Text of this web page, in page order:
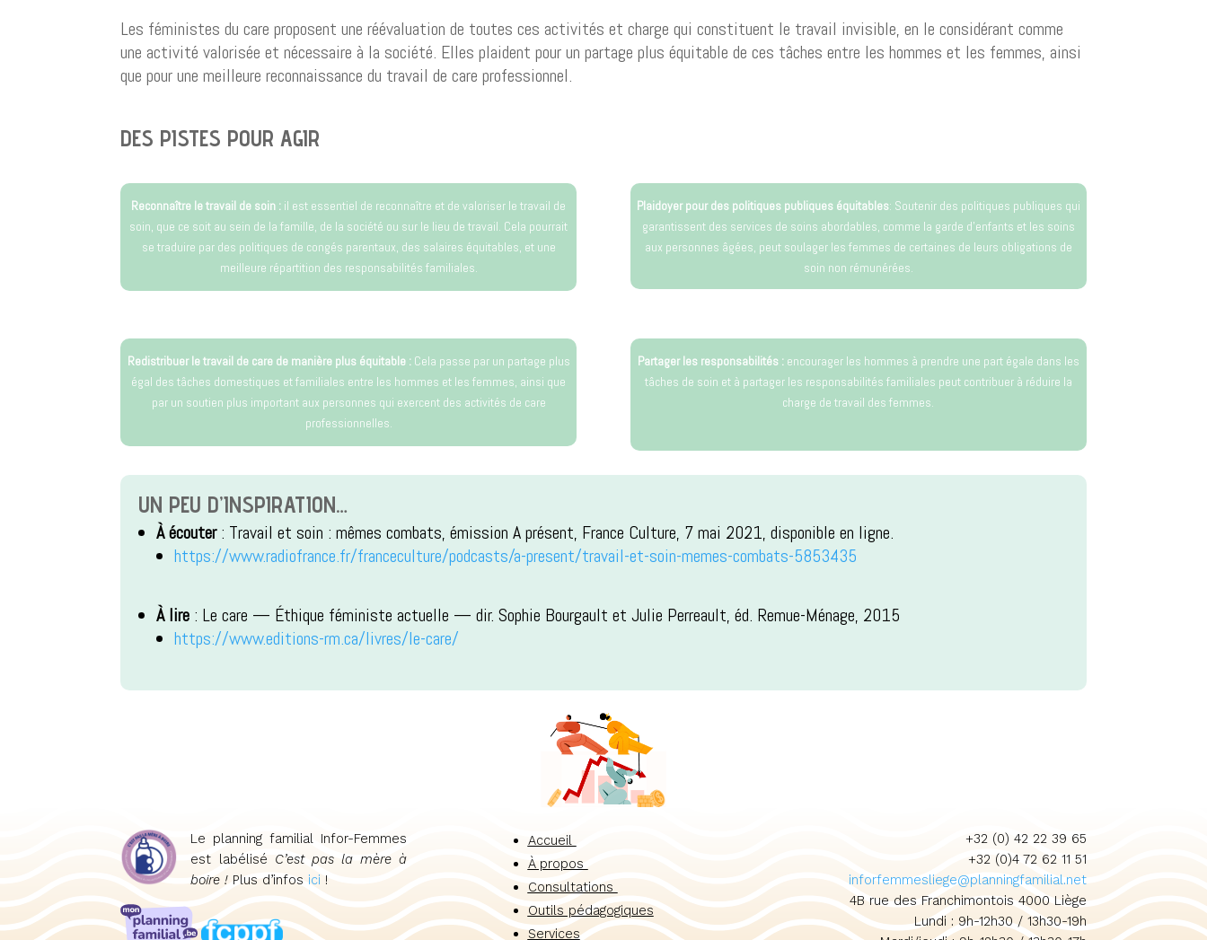
Les féministes du care proposent une réévaluation de toutes ces activités et charge qui constituent le travail invisible, en le considérant comme
une activité valorisée et nécessaire à la société. Elles plaident pour un partage plus équitable de ces tâches entre les hommes et les femmes, ainsi
que pour une meilleure reconnaissance du travail de care professionnel.
DES PISTES POUR AGIR
Reconnaître le travail de soin : il est essentiel de reconnaître et de valoriser le travail de
soin, que ce soit au sein de la famille, de la société ou sur le lieu de travail. Cela pourrait
se traduire par des politiques de congés parentaux, des salaires équitables, et une
meilleure répartition des responsabilités familiales.
Plaidoyer pour des politiques publiques équitables: Soutenir des politiques publiques qui
garantissent des services de soins abordables, comme la garde d’enfants et les soins
aux personnes âgées, peut soulager les femmes de certaines de leurs obligations de
soin non rémunérées.
Redistribuer le travail de care de manière plus équitable : Cela passe par un partage plus
égal des tâches domestiques et familiales entre les hommes et les femmes, ainsi que
par un soutien plus important aux personnes qui exercent des activités de care
professionnelles.
Partager les responsabilités :encourager les hommes à prendre une part égale dans les
tâches de soin et à partager les responsabilités familiales peut contribuer à réduire la
charge de travail des femmes.
UN PEU D’INSPIRATION…
À écouter: Travail et soin : mêmes combats, émission A présent, France Culture, 7 mai 2021, disponible en ligne.
https://www.radiofrance.fr/franceculture/podcasts/a-present/travail-et-soin-memes-combats-5853435
À lire : Le care — Éthique féministe actuelle — dir. Sophie Bourgault et Julie Perreault, éd. Remue-Ménage, 2015
https://www.editions-rm.ca/livres/le-care/
Le planning familial Infor-Femmes
est labélisé C’est pas la mère à
boire ! Plus d’infos ici !
Accueil
À propos
Consultations
Outils pédagogiques
Services
+32 (0) 42 22 39 65
+32 (0)4 72 62 11 51
inforfemmesliege@planningfamilial.net
4B rue des Franchimontois 4000 Liège
Lundi : 9h-12h30 / 13h30-19h